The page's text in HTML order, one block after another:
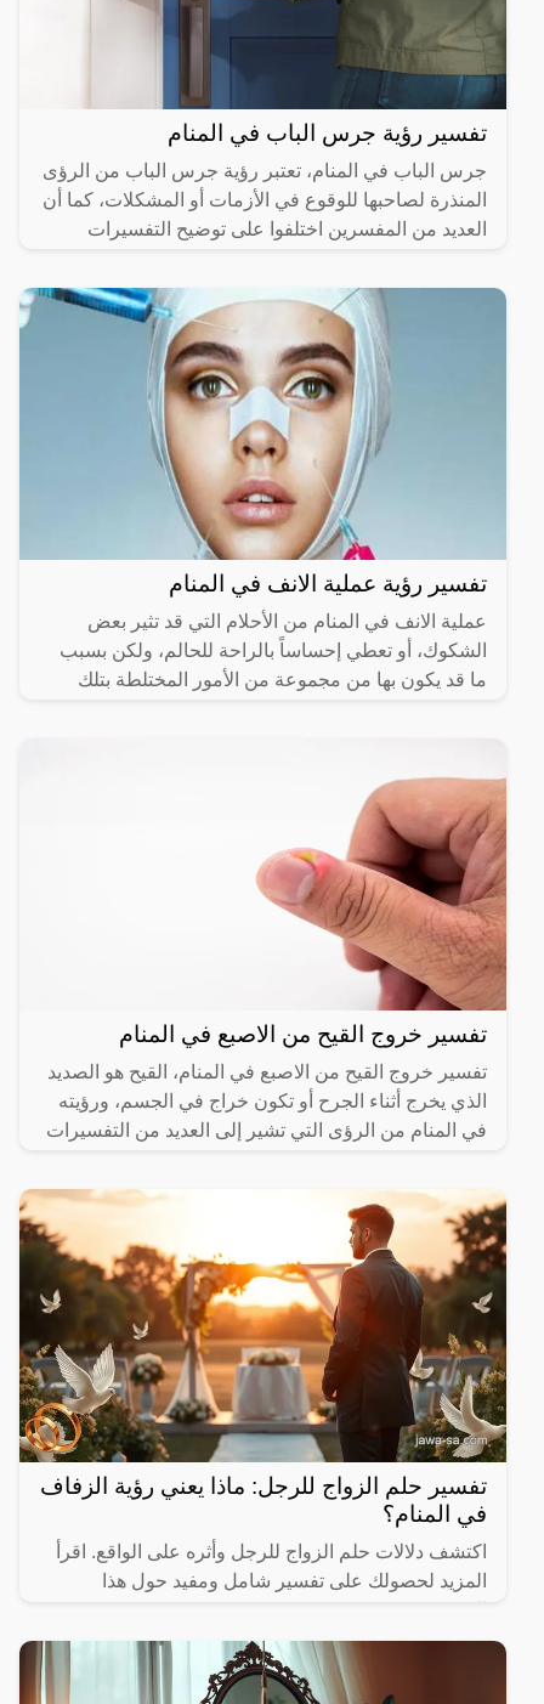
تفسير رؤية جرس الباب في المنام
جرس الباب في المنام، تعتبر رؤية جرس الباب من الرؤى
المنذرة لصاحبها للوقوع في الأزمات أو المشكلات، كما أن
العديد من المفسرين اختلفوا على توضيح التفسيرات
تفسير رؤية عملية الانف في المنام
عملية الانف في المنام من الأحلام التي قد تثير بعض
الشكوك، أو تعطي إحساساً بالراحة للحالم، ولكن بسبب
ما قد يكون بها من مجموعة من الأمور المختلطة بتلك
تفسير خروج القيح من الاصبع في المنام
تفسير خروج القيح من الاصبع في المنام، القيح هو الصديد
الذي يخرج أثناء الجرح أو تكون خراج في الجسم، ورؤيته
في المنام من الرؤى التي تشير إلى العديد من التفسيرات
تفسير حلم الزواج للرجل: ماذا يعني رؤية الزفاف
في المنام؟
اكتشف دلالات حلم الزواج للرجل وأثره على الواقع. اقرأ
المزيد لحصولك على تفسير شامل ومفيد حول هذا